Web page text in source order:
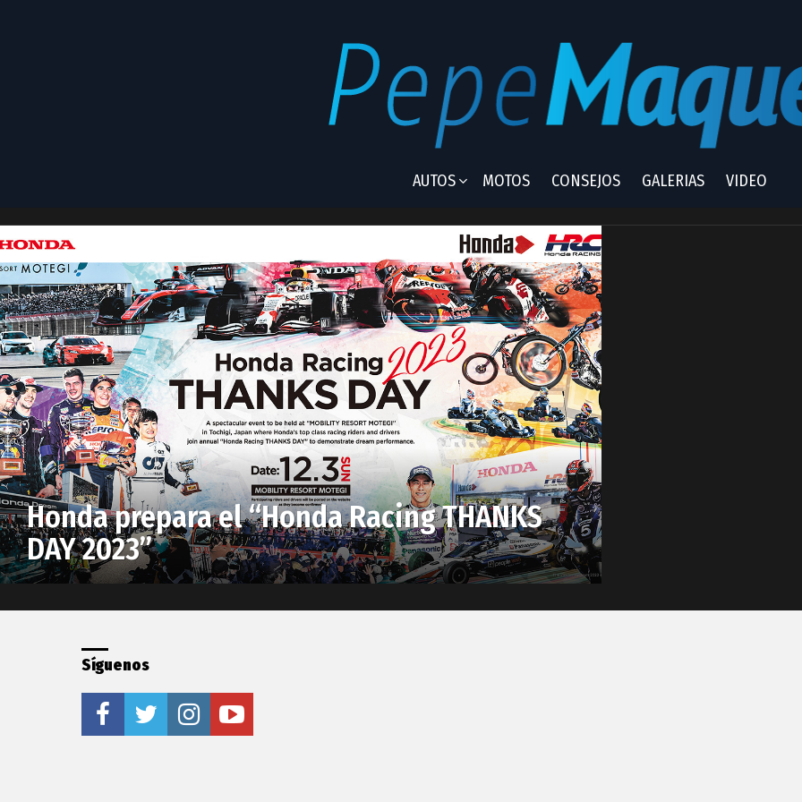
AUTOS MOTOS CONSEJOS GALERIAS VIDEO
Resort
Motegi
Latest
stories
Honda prepara el “Honda Racing THANKS
DAY 2023”
Síguenos
facebooktwitter instagramyoutube